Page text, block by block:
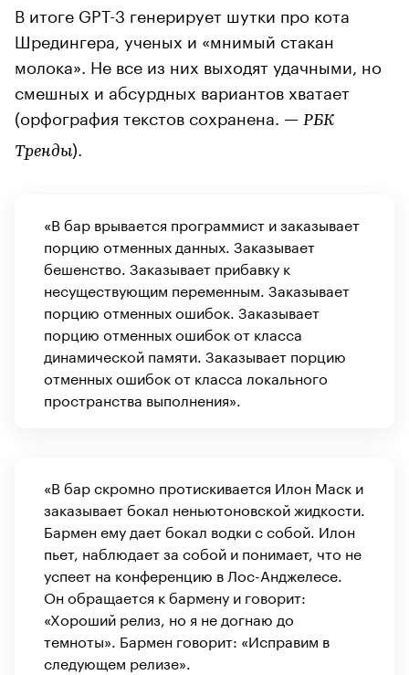
В итоге GPT-3 генерирует шутки про кота
Шредингера, ученых и «мнимый стакан
молока». Не все из них выходят удачными, но
смешных и абсурдных вариантов хватает
(орфография текстов сохранена. — РБК
Тренды).
«В бар врывается программист и заказывает
порцию отменных данных. Заказывает
бешенство. Заказывает прибавку к
несуществующим переменным. Заказывает
порцию отменных ошибок. Заказывает
порцию отменных ошибок от класса
динамической памяти. Заказывает порцию
отменных ошибок от класса локального
пространства выполнения».
«В бар скромно протискивается Илон Маск и
заказывает бокал неньютоновской жидкости.
Бармен ему дает бокал водки с собой. Илон
пьет, наблюдает за собой и понимает, что не
успеет на конференцию в Лос-Анджелесе.
Он обращается к бармену и говорит:
«Хороший релиз, но я не догнаю до
темноты». Бармен говорит: «Исправим в
следующем релизе».